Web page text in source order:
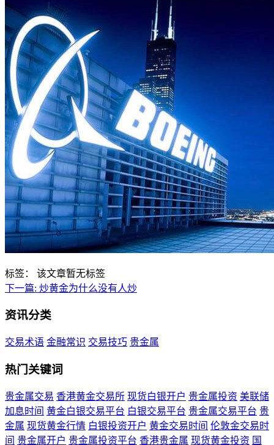
标签：
该文章暂无标签
下一篇: 炒黄金为什么没有人炒
资讯分类
交易术语 金融常识 交易技巧 贵金属
热门关键词
贵金属交易 香港黄金交易所 现货白银开户 贵金属投资 美联储
加息时间 黄金白银交易平台 白银交易平台 贵金属交易平台 贵
金属 现货黄金行情 白银投资开户 黄金交易时间 伦敦金交易时
间 贵金属开户 贵金属投资平台 香港贵金属 现货黄金投资 国